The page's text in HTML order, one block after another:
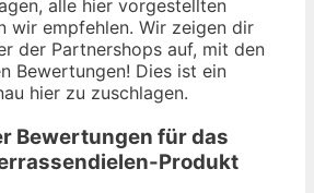
alle hier vorgestellten
wir empfehlen. Wir zeigen dir
der Partnershops auf, mit den
Bewertungen! Dies ist ein
hier zu zuschlagen.
Bewertungen für das
-Produkt